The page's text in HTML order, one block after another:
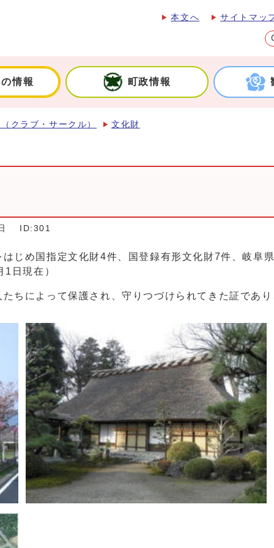
本文へ サイトマッ
情報 町政情報
クラブ・サークル） 文化財
ID:301
め国指定文化財4件、国登録有形文化財7件、岐阜
日現在）
ちによって保護され、守りつづけられてきた証であ